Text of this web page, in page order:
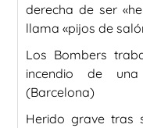
derecha de ser
llama «pijos de
Los Bombers
incendio de
(Barcelona)
Herido grave tras